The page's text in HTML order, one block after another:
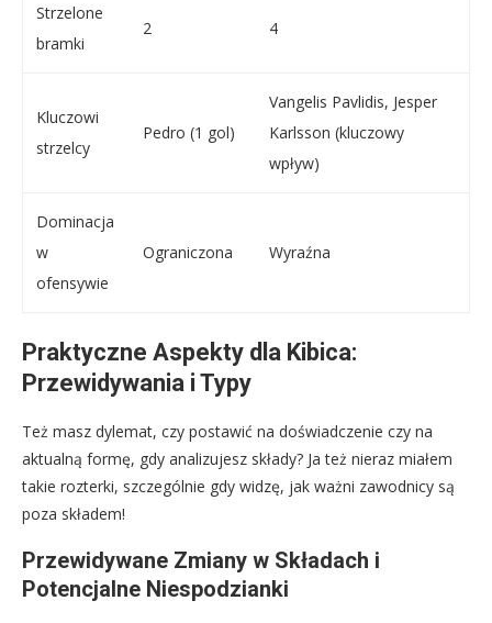
Strzelone
bramki
2 4
Kluczowi
strzelcy
Pedro (1 gol)
Vangelis Pavlidis, Jesper
Karlsson (kluczowy
wpływ)
Dominacja
w
ofensywie
Ograniczona Wyraźna
Praktyczne Aspekty dla Kibica:
Przewidywania i Typy
Też masz dylemat, czy postawić na doświadczenie czy na
aktualną formę, gdy analizujesz składy? Ja też nieraz miałem
takie rozterki, szczególnie gdy widzę, jak ważni zawodnicy są
poza składem!
Przewidywane Zmiany w Składach i
Potencjalne Niespodzianki